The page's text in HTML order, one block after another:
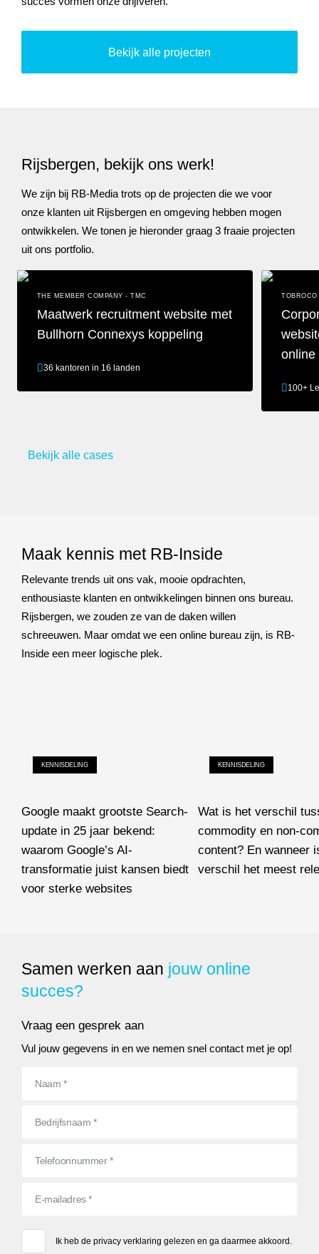
Bekijk alle projecten
Rijsbergen, bekijk ons werk!
We zijn bij RB-Media trots op de projecten die we voor
onze klanten uit Rijsbergen en omgeving hebben mogen
ontwikkelen. We tonen je hieronder graag 3 fraaie projecten
uit ons portfolio.
THE MEMBER COMPANY - TMC
Maatwerk recruitment website met
Bullhorn Connexys koppeling
36 kantoren in 16 landen
online
100+
Bekijk alle cases
Maak kennis met RB-Inside
Relevante trends uit ons vak, mooie opdrachten,
enthousiaste klanten en ontwikkelingen binnen ons bureau.
Rijsbergen, we zouden ze van de daken willen
schreeuwen. Maar omdat we een online bureau zijn, is RB-
Inside een meer logische plek.
KENNISDELING
Google maakt grootste Search-
update in 25 jaar bekend:
waarom Google’s AI-
transformatie juist kansen biedt
voor sterke websites
KENNISDELING
Wat is het verschil
commodity en non-
content? En wanneer
verschil het meest
Samen werken aan jouw online
succes?
Vraag een gesprek aan
Vul jouw gegevens in en we nemen snel contact met je op!
Ik heb de privacy verklaring gelezen en ga daarmee akkoord.